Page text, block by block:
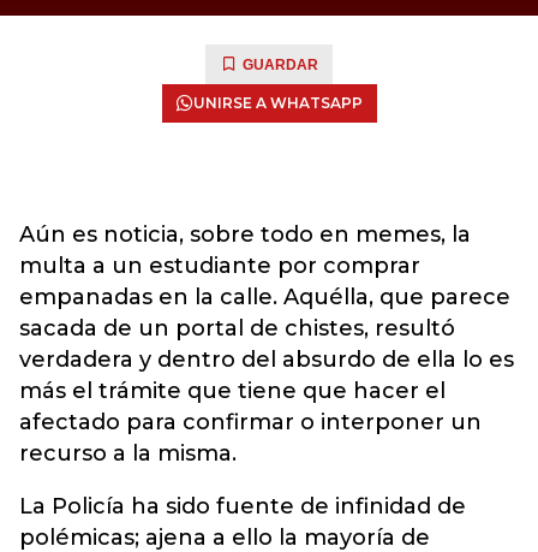
GUARDAR
UNIRSE A WHATSAPP
Aún es noticia, sobre todo en memes, la
multa a un estudiante por comprar
empanadas en la calle. Aquélla, que parece
sacada de un portal de chistes, resultó
verdadera y dentro del absurdo de ella lo es
más el trámite que tiene que hacer el
afectado para confirmar o interponer un
recurso a la misma.
La Policía ha sido fuente de infinidad de
polémicas; ajena a ello la mayoría de